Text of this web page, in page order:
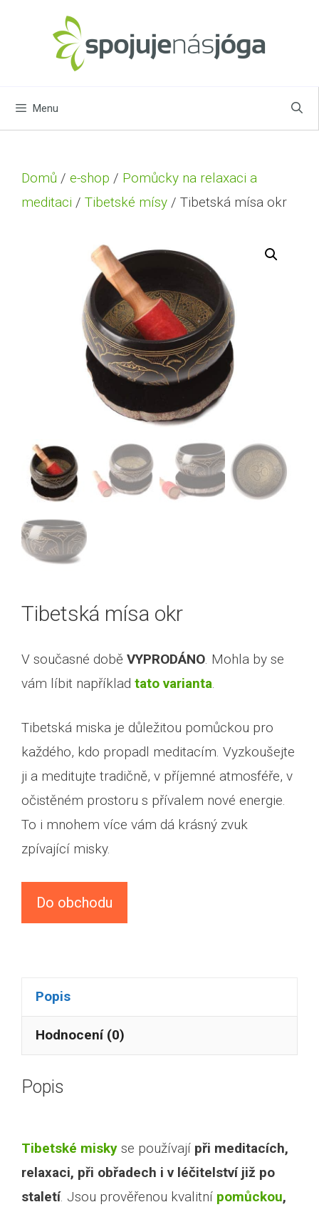
Menu
Domů / e-shop / Pomůcky na relaxaci a
meditaci / Tibetské mísy / Tibetská mísa okr
Tibetská mísa okr
V současné době VYPRODÁNO . Mohla by se
vám líbit například tato varianta
Tibetská miska je důležitou pomůckou pro
každého, kdo propadl meditacím. Vyzkoušejte
ji a meditujte tradičně, v příjemné atmosféře, v
očistěném prostoru s přívalem nové energie.
To i mnohem více vám dá krásný zvuk
zpívající misky.
Do obchodu
Popis
Hodnocení (0)
Popis
Tibetské misky se používají při meditacích,
relaxaci, při obřadech i v léčitelství již po
staletí. Jsou prověřenou kvalitní pomůckou,